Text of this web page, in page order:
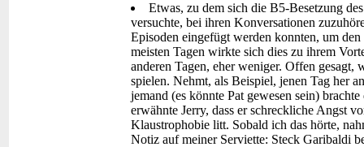
Etwas, zu dem sich die B5-Besetzung
versuchte, bei ihren Konversationen
Episoden eingefügt werden konnten, um
meisten Tagen wirkte sich dies zu ihrem
anderen Tagen, eher weniger. Offen gesagt,
spielen. Nehmt, als Beispiel, jenen Tag her
jemand (es könnte Pat gewesen sein)
erwähnte Jerry, dass er schreckliche Angst
Klaustrophobie litt. Sobald ich das hörte,
Notiz auf meiner Serviette: Steck Garibaldi